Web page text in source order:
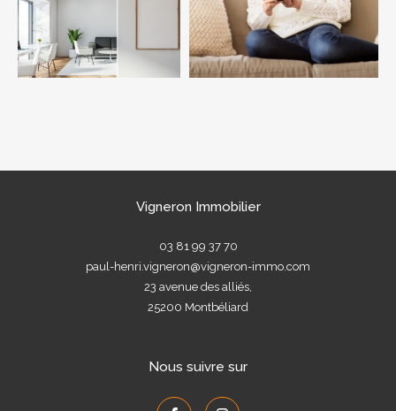
Vigneron Immobilier
03 81 99 37 70
paul-henri.vigneron@vigneron-immo.com
23 avenue des alliés,
25200
Montbéliard
Nous suivre sur
Parking Terrasse Piscine
FILTRER PAR